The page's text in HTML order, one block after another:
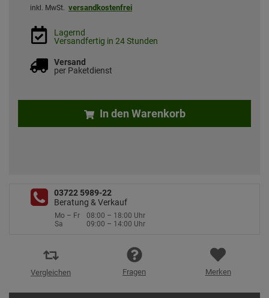
inkl. MwSt. versandkostenfrei
Lagernd
Versandfertig in 24 Stunden
Versand
per Paketdienst
In den Warenkorb
03722 5989-22
Beratung & Verkauf
Mo – Fr
08:00 – 18:00 Uhr
Sa
09:00 – 14:00 Uhr
Vergleichen Fragen Merken